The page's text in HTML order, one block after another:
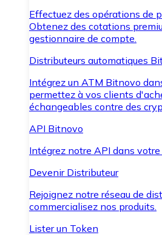
Effectuez des opérations de
Obtenez des cotations
gestionnaire de compte.
Distributeurs automatiques
Intégrez un ATM Bitnovo
permettez à vos clients
échangeables contre des
API Bitnovo
Intégrez notre API dans
Devenir Distributeur
Rejoignez notre réseau de
commercialisez nos produits.
Lister un Token